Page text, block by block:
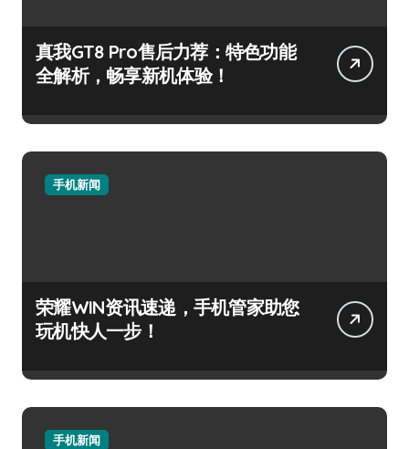
真我GT8 Pro售后力荐：特色功能
全解析，畅享新机体验！
手机新闻
荣耀WIN资讯速递，手机管家助您
玩机快人一步！
手机新闻